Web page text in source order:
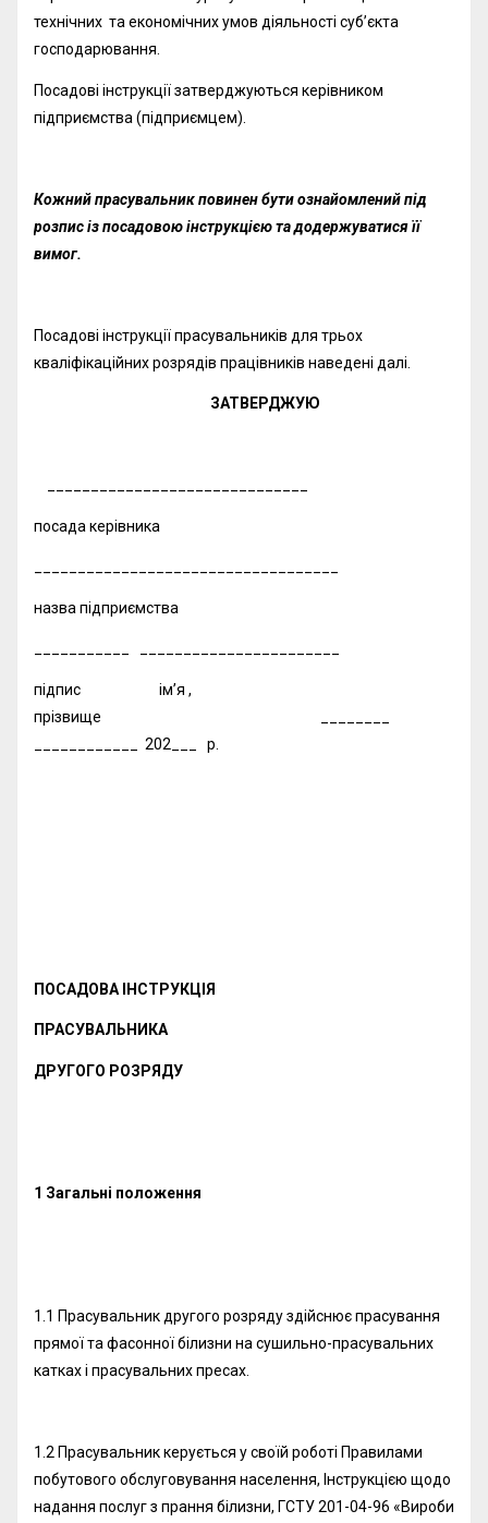
технічних та економічних умов діяльності суб’єкта
господарювання.
Посадові інструкції затверджуються керівником
підприємства (підприємцем).
Кожний прасувальник повинен бути ознайомлений під
розпис із посадовою інструкцією та додержуватися її
вимог.
Посадові інструкції прасувальників для трьох
кваліфікаційних розрядів працівників наведені далі.
ЗАТВЕРДЖУЮ
посада керівника
назва підприємства
підпис ім’я ,
прізвище ________
____________ 202___ р.
ПОСАДОВА ІНСТРУКЦІЯ
ПРАСУВАЛЬНИКА
ДРУГОГО РОЗРЯДУ
1 Загальні положення
1.1 Прасувальник другого розряду здійснює прасування
прямої та фасонної білизни на сушильно-прасувальних
катках і прасувальних пресах.
1.2 Прасувальник керується у своїй роботі Правилами
побутового обслуговування населення, Інструкцією щодо
надання послуг з прання білизни, ГСТУ 201-04-96 «Вироби